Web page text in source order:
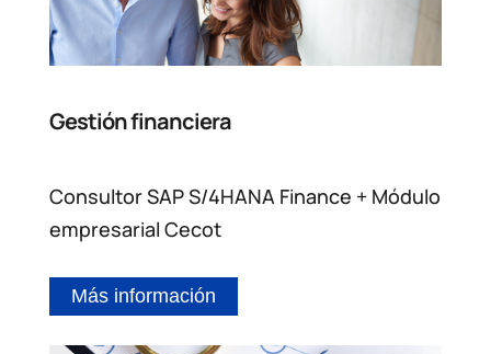
Gestión financiera
Consultor SAP S/4HANA Finance + Módulo
empresarial Cecot
Más información